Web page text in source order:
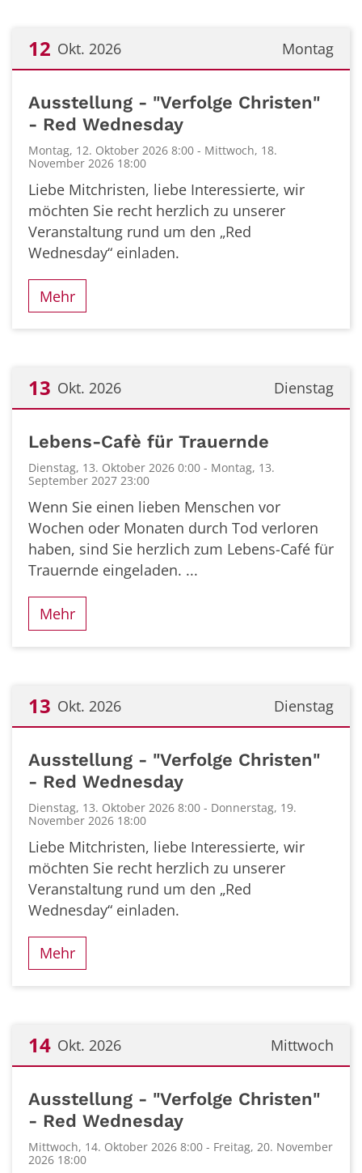
Montag
12 Okt. 2026
Ausstellung - "Verfolge Christen"
- Red Wednesday
Montag, 12. Oktober 2026 8:00 - Mittwoch, 18.
November 2026 18:00
Liebe Mitchristen, liebe Interessierte, wir
möchten Sie recht herzlich zu unserer
Veranstaltung rund um den „Red
Wednesday“ einladen.
Mehr
Dienstag
13 Okt. 2026
Lebens-Cafè für Trauernde
Dienstag, 13. Oktober 2026 0:00 - Montag, 13.
September 2027 23:00
Wenn Sie einen lieben Menschen vor
Wochen oder Monaten durch Tod verloren
haben, sind Sie herzlich zum Lebens-Café für
Trauernde eingeladen. ...
Mehr
Dienstag
13 Okt. 2026
Ausstellung - "Verfolge Christen"
- Red Wednesday
Dienstag, 13. Oktober 2026 8:00 - Donnerstag, 19.
November 2026 18:00
Liebe Mitchristen, liebe Interessierte, wir
möchten Sie recht herzlich zu unserer
Veranstaltung rund um den „Red
Wednesday“ einladen.
Mehr
Mittwoch
14 Okt. 2026
Ausstellung - "Verfolge Christen"
- Red Wednesday
Mittwoch, 14. Oktober 2026 8:00 - Freitag, 20. November
2026 18:00